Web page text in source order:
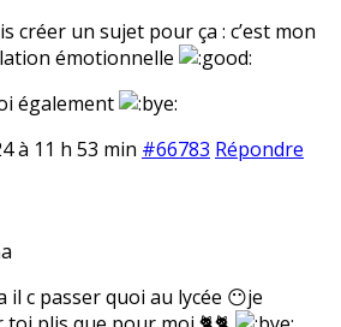
créer un sujet pour ça : c’est mon
émotionnelle
également
à 11 h 53 min #66783 Répondre
il c passer quoi au lycée 😶je